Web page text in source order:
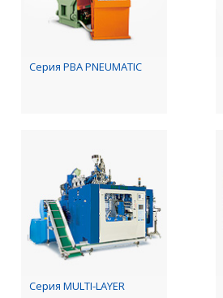
Серия PBA PNEUMATIC
Серия MULTI-LAYER